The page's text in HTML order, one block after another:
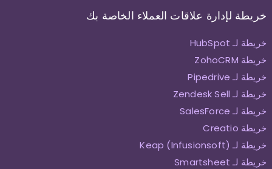
خريطة لإدارة علاقات العملاء الخاصة بك
خريطة لـ HubSpot
خريطة ZohoCRM
خريطة لـ Pipedrive
خريطة لـ Zendesk Sell
خريطة لـ SalesForce
خريطة Creatio
خريطة لـ Keap (Infusionsoft)
خريطة لـ Smartsheet